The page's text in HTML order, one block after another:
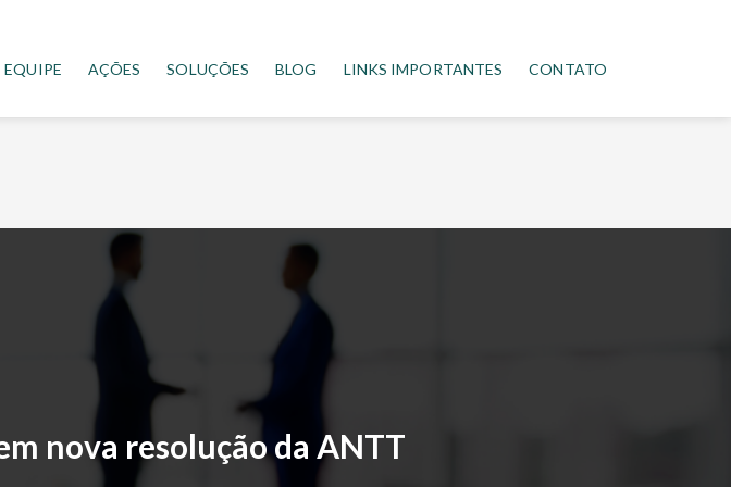
EQUIPE AÇÕES SOLUÇÕES BLOG LINKS IMPORTANTES CONTATO
nova resolução da ANTT